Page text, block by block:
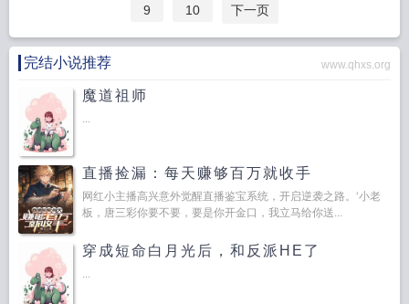
9 10 下一页
完结小说推荐 www.qhxs.org
魔道祖师
...
直播捡漏：每天赚够百万就收手
网红小主播高兴意外觉醒直播鉴宝系统，开启逆袭之路。‘小老
板，唐三彩你要不要，要是你开金口，我立马给你送...
穿成短命白月光后，和反派HE了
...